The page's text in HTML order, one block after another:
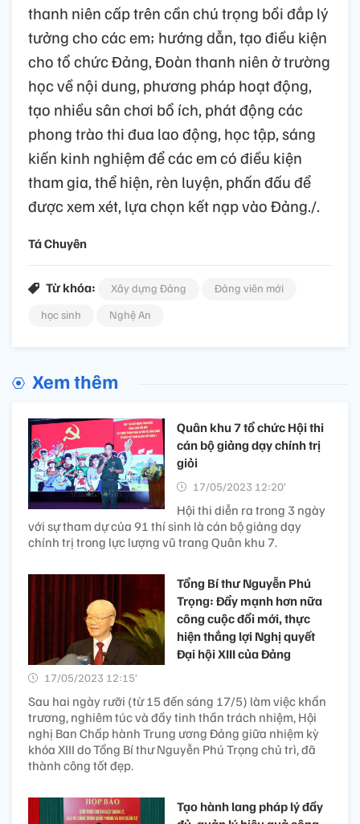
thanh niên cấp trên cần chú trọng bồi đắp lý
tưởng cho các em; hướng dẫn, tạo điều kiện
cho tổ chức Đảng, Đoàn thanh niên ở trường
học về nội dung, phương pháp hoạt động,
tạo nhiều sân chơi bổ ích, phát động các
phong trào thi đua lao động, học tập, sáng
kiến kinh nghiệm để các em có điều kiện
tham gia, thể hiện, rèn luyện, phấn đấu để
được xem xét, lựa chọn kết nạp vào Đảng./.
Tá Chuyên
Từ khóa: Xây dựng Đảng
Đảng viên mới
học sinh
Nghệ An
Xem thêm
Quân khu 7 tổ chức Hội thi
cán bộ giảng dạy chính trị
giỏi
17/05/2023 12:20’
Hội thi diễn ra trong 3 ngày
với sự tham dự của 91 thí sinh là cán bộ giảng dạy
chính trị trong lực lượng vũ trang Quân khu 7.
Tổng Bí thư Nguyễn Phú
Trọng: Đẩy mạnh hơn nữa
công cuộc đổi mới, thực
hiện thắng lợi Nghị quyết
Đại hội XIII của Đảng
17/05/2023 12:15’
Sau hai ngày rưỡi (từ 15 đến sáng 17/5) làm việc khẩn
trương, nghiêm túc và đầy tinh thần trách nhiệm, Hội
nghị Ban Chấp hành Trung ương Đảng giữa nhiệm kỳ
khóa XIII do Tổng Bí thư Nguyễn Phú Trọng chủ trì, đã
thành công tốt đẹp.
Tạo hành lang pháp lý đầy